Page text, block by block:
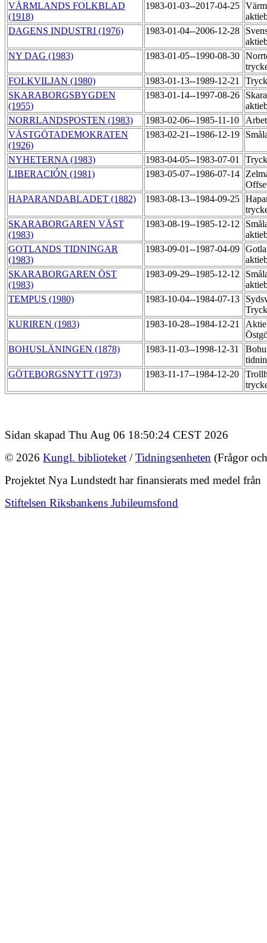
VÄRMLANDS FOLKBLAD
(1918)
1983-01-03--2017-04-25
DAGENS INDUSTRI (1976)
1983-01-04--2006-12-28
NY DAG (1983)
1983-01-05--1990-08-30
FOLKVILJAN (1980)
1983-01-13--1989-12-21
SKARABORGSBYGDEN
(1955)
1983-01-14--1997-08-26
NORRLANDSPOSTEN (1983)
1983-02-06--1985-11-10
VÄSTGÖTADEMOKRATEN
(1926)
1983-02-21--1986-12-19
NYHETERNA (1983) 1983-04-05--1983-07-01
LIBERACIÓN (1981)
1983-05-07--1986-07-14
HAPARANDABLADET (1882)
1983-08-13--1984-09-25
SKARABORGAREN VÄST
(1983)
1983-08-19--1985-12-12
GOTLANDS TIDNINGAR
(1983)
1983-09-01--1987-04-09
SKARABORGAREN ÖST
(1983)
1983-09-29--1985-12-12
TEMPUS (1980)
1983-10-04--1984-07-13
KURIREN (1983)
1983-10-28--1984-12-21
BOHUSLÄNINGEN (1878)
1983-11-03--1998-12-31
GÖTEBORGSNYTT (1973)
1983-11-17--1984-12-20
Sidan skapad Thu Aug 06 18:50:24 CEST 2026
© 2026 Kungl. biblioteket /Tidningsenheten (Frågor
Projektet Nya Lundstedt har finansierats med medel från
Stiftelsen Riksbankens Jubileumsfond